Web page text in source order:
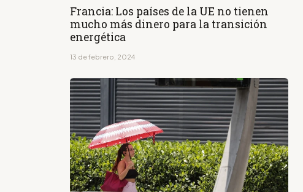
Francia: Los países de la UE no tienen
mucho más dinero para la transición
energética
13 de febrero, 2024